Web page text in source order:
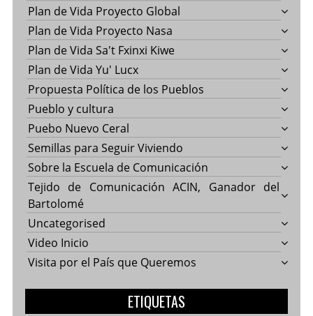
Plan de Vida Proyecto Global
Plan de Vida Proyecto Nasa
Plan de Vida Sa't Fxinxi Kiwe
Plan de Vida Yu' Lucx
Propuesta Política de los Pueblos
Pueblo y cultura
Puebo Nuevo Ceral
Semillas para Seguir Viviendo
Sobre la Escuela de Comunicación
Tejido de Comunicación ACIN, Ganador del
Bartolomé
Uncategorised
Video Inicio
Visita por el País que Queremos
ETIQUETAS